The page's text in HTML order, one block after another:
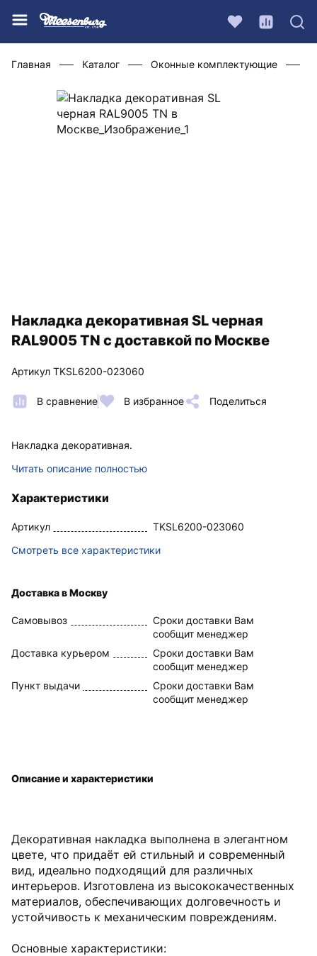
Главная Каталог Оконные комплектующие
Накладка декоративная SL черная
RAL9005 TN с доставкой по Москве
Артикул TKSL6200-023060
В сравнение В избранное Поделиться
Накладка декоративная.
Читать описание полностью
Характеристики
Артикул
TKSL6200-023060
Смотреть все характеристики
Доставка в Москву
Самовывоз
Сроки доставки Вам
сообщит менеджер
Доставка курьером
Сроки доставки Вам
сообщит менеджер
Пункт выдачи
Сроки доставки Вам
сообщит менеджер
Декоративная накладка выполнена в элегантном
цвете, что придаёт ей стильный и современный
вид, идеально подходящий для различных
интерьеров. Изготовлена из высококачественных
материалов, обеспечивающих долговечность и
устойчивость к механическим повреждениям.
Основные характеристики:
Описание и характеристики